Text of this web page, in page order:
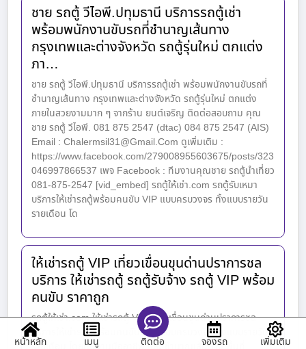
ชาย รถตู้ วีไอพี.ปทุมธานี บริการรถตู้เช่า
พร้อมพนักงานขับรถที่ชำนาญเส้นทาง
กรุงเทพและต่างจังหวัด รถตู้รุ่นใหม่ ตกแต่ง
ภา…
ชาย รถตู้ วีไอพี.ปทุมธานี บริการรถตู้เช่า พร้อมพนักงานขับรถที่
ชำนาญเส้นทาง กรุงเทพและต่างจังหวัด รถตู้รุ่นใหม่ ตกแต่ง
ภายในสวยงามมาก ๆ จากร้าน ยนต์เจริญ ติดต่อสอบถาม คุณ
ชาย รถตู้ วีไอพี. 081 875 2547 (dtac) 084 875 2547 (AIS)
Email : Chalermsil31@Gmail.Com ดูเพิ่มเติม :
https://www.facebook.com/279008955603675/posts/323
046997866537 เพจ Facebook : ทีมงานคุณชาย รถตู้นำเที่ยว
081-875-2547 [vid_embed] รถตู้ให้เช่า.com รถตู้รับเหมา
บริการให้เช่ารถตู้พร้อมคนขับ VIP แบบครบวงจร ทั้งแบบรายวัน
รายเดือน โด
ให้เช่ารถตู้ VIP เที่ยวเขื่อนขุนด่านปราการชล
บริการ ให้เช่ารถตู้ รถตู้รับจ้าง รถตู้ VIP พร้อม
คนขับ ราคาถูก
รถตู้ให้เช่า.com ให้เช่ารถตู้ VIP เที่ยวเขื่อนขุนด่านปราการชล
บริการให้เช่ารถตู้พร้อมคนขับ VIP แบบครบวงจร ทั้งแบบรายวัน
หน้าหลัก เมนู ติดต่อ จองรถ เพิ่มเติม